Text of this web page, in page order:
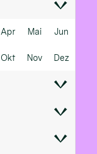
Apr Mai Jun
Okt Nov Dez